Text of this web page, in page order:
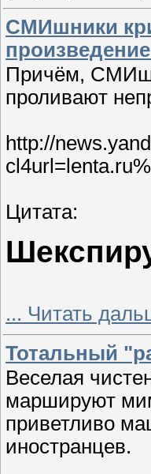
СМИшники
Причём,
проливают
http://
Цитата:
... Читать
Тотальный
Веселая
маршируют
приветливо
иностранцев.